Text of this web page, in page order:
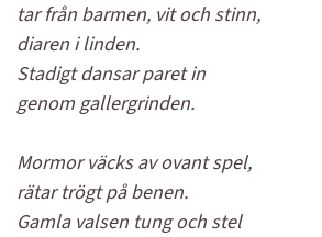
tar från barmen, vit och stinn,
diaren i linden.
Stadigt dansar paret in
genom gallergrinden.
Mormor väcks av ovant spel,
rätar trögt på benen.
Gamla valsen tung och stel